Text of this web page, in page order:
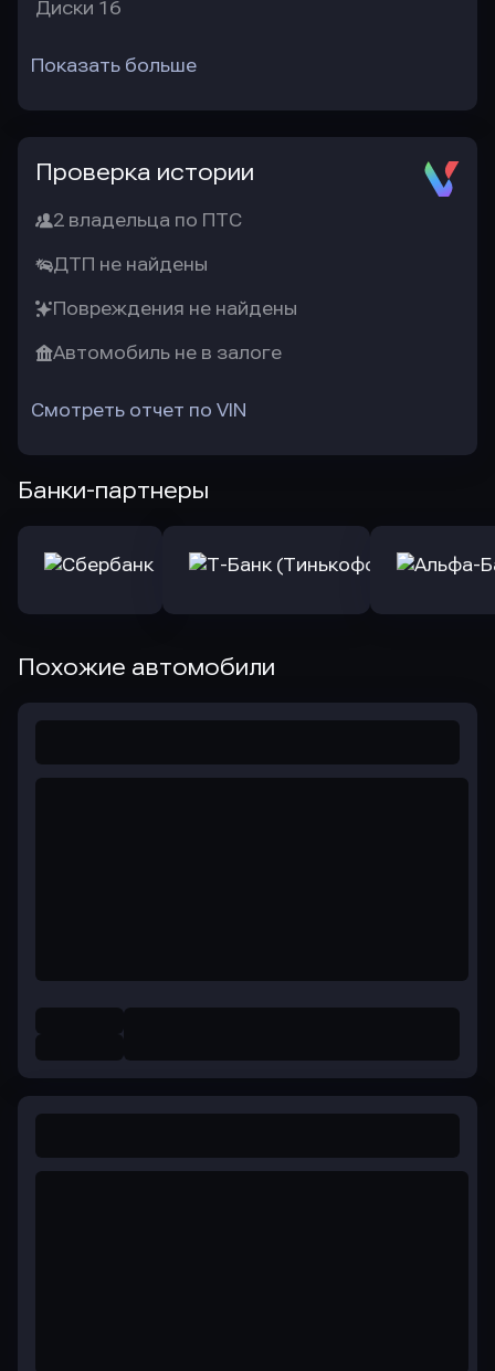
Диски 16
Показать больше
Проверка истории
2 владельца по ПТС
ДТП не найдены
Повреждения не найдены
Автомобиль не в залоге
Смотреть отчет по VIN
Банки-партнеры
Похожие автомобили